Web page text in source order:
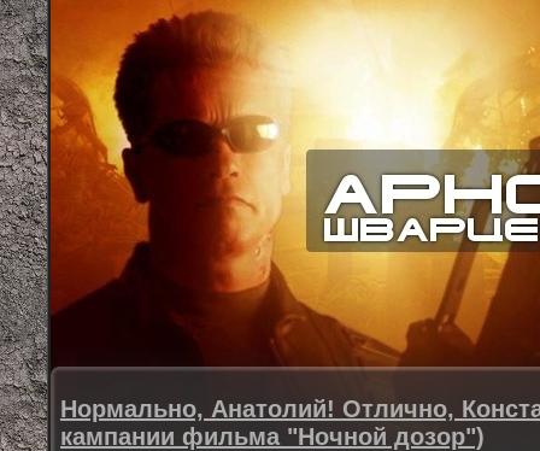
Нормально, Анатолий! Отлично,
кампании фильма "Ночной дозор")